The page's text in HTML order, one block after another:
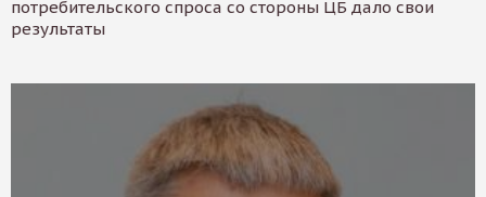
потребительского спроса со стороны ЦБ дало свои
результаты